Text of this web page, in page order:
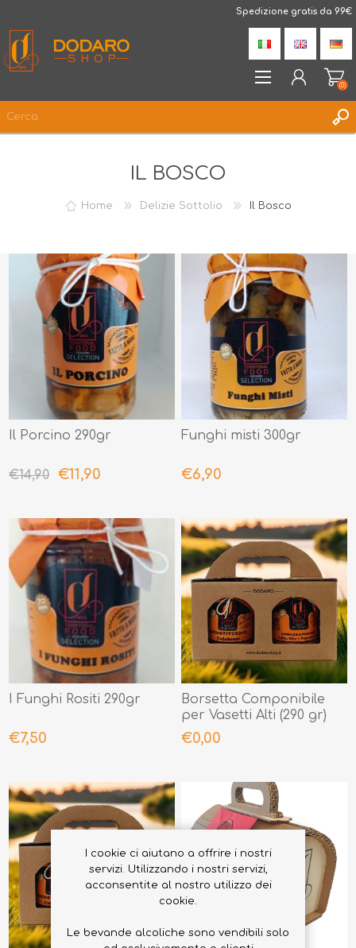
Spedizione gratis da 99€
(0)
IL BOSCO
Home Delizie Sottolio Il Bosco
Il Porcino 290gr
€14,90 €11,90
Funghi misti 300gr
€6,90
I Funghi Rositi 290gr
€7,50
Borsetta Componibile
per Vasetti Alti (290 gr)
€0,00
I cookie ci aiutano a offrire i nostri
servizi. Utilizzando i nostri servizi,
acconsentite al nostro utilizzo dei
cookie.
Le bevande alcoliche sono vendibili solo